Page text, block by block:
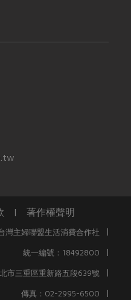
| 著作權聲明
灣主婦聯盟生活消費合作社 |
統一編號：18492800 |
市三重區重新路五段639號 |
傳真：02-2995-6500 |